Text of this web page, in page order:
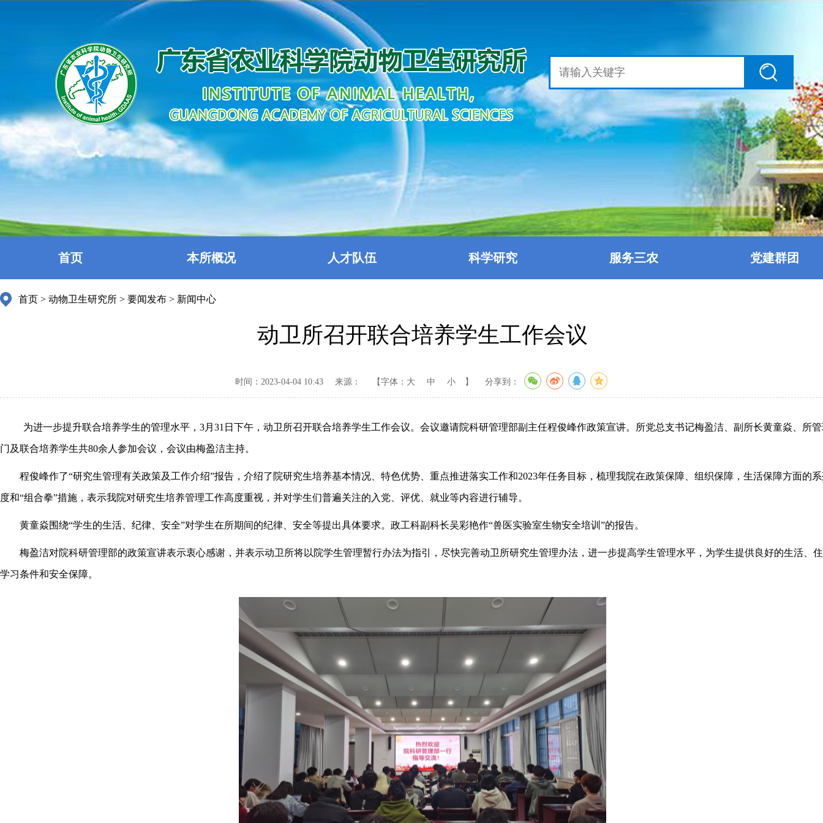
首页 本所概况 人才队伍 科学研究 服务三农 党建群团
首页 > 动物卫生研究所 > 要闻发布 > 新闻中心
动卫所召开联合培养学生工作会议
时间：2023-04-04 10:43 来源： 【字体： 大 中 小 】 分享到：
为进一步提升联合培养学生的管理水平，3月31日下午，动卫所召开联合培养学生工作会议。会议邀请院科研管理部副主任程俊峰作政策宣讲。所党总支书记梅盈洁、副所长黄童焱、所
门及联合培养学生共80余人参加会议，会议由梅盈洁主持。
程俊峰作了“研究生管理有关政策及工作介绍”报告，介绍了院研究生培养基本情况、特色优势、重点推进落实工作和2023年任务目标，梳理我院在政策保障、组织保障，生活保障方面的
度和“组合拳”措施，表示我院对研究生培养管理工作高度重视，并对学生们普遍关注的入党、评优、就业等内容进行辅导。
黄童焱围绕“学生的生活、纪律、安全”对学生在所期间的纪律、安全等提出具体要求。政工科副科长吴彩艳作“兽医实验室生物安全培训”的报告。
梅盈洁对院科研管理部的政策宣讲表示衷心感谢，并表示动卫所将以院学生管理暂行办法为指引，尽快完善动卫所研究生管理办法，进一步提高学生管理水平，为学生提供良好的生活、
学习条件和安全保障。